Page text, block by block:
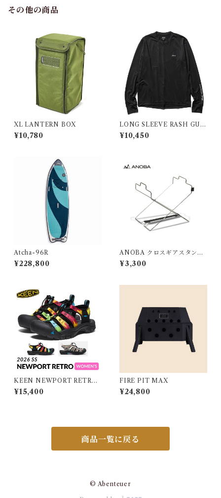
その他の商品
XL LANTERN BOX
¥10,780
LONG SLEEVE RASH GUA
RD/ロングスリーブ ラッシュ
ガード ブラック
¥10,450
Atcha-96R
¥228,800
ANOBA クロスギアスタンド
SUS Ver.
¥3,300
KEEN NEWPORT RETRO
WOMEN キーン ニューポー
ト レトロ ウィメンズ
¥15,400
FIRE PIT MAX
¥24,800
商品一覧に戻る
© Abenteuer